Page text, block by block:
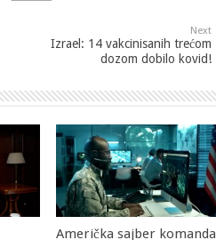
Next
Izrael: 14 vakcinisanih trećom
dozom dobilo kovid!
Američka sajber komanda